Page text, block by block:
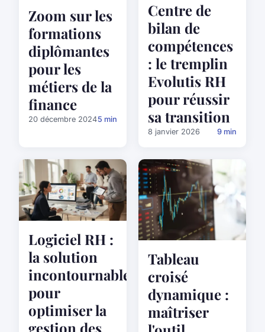
Zoom sur les
formations
diplômantes
pour les
métiers de la
finance
20 décembre 20245 min
Centre de
bilan de
compétences
: le tremplin
Evolutis RH
pour réussir
sa transition
8 janvier 2026 9 min
Logiciel RH :
la solution
incontournable
pour
optimiser la
gestion des
Tableau
croisé
dynamique :
maîtriser